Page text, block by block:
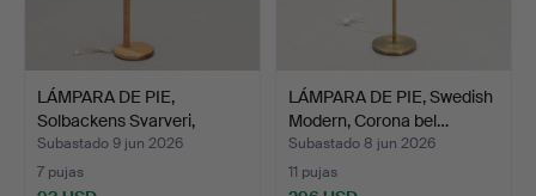
LÁMPARA DE PIE,
Solbackens Svarveri,
décad…
Subastado 9 jun 2026
7 pujas
LÁMPARA DE PIE, Swedish
Modern, Corona bel…
Subastado 8 jun 2026
11 pujas